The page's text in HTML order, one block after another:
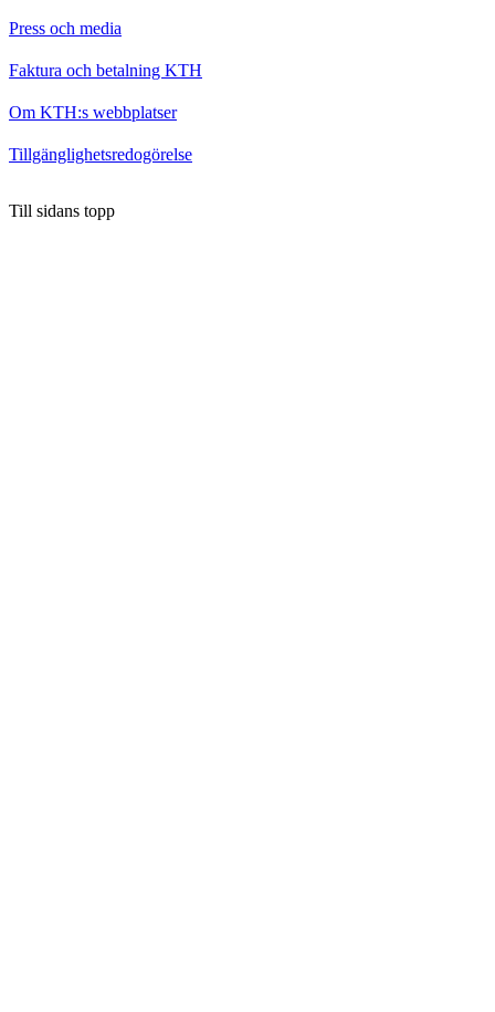
Press och media
Faktura och betalning KTH
Om KTH:s webbplatser
Tillgänglighetsredogörelse
Till sidans topp